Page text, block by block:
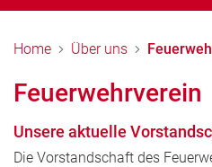
Home Über uns
Feuerwehrverein
Unsere aktuelle
Die Vorstandschaft des